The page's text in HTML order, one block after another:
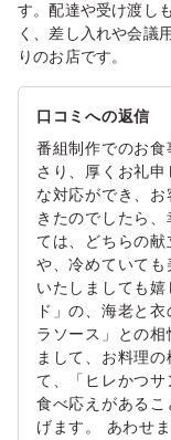
す。配達や受け渡し
く、差し入れや会議
りのお店です。
口コミへの返信
番組制作でのお
さり、厚くお礼
な対応ができ、
きたのでしたら
ては、どちらの
や、冷めていても
いたしましても
ド」の、海老と
ラソース」との
まして、お料理
て、「ヒレかつサ
食べ応えがあるこ
げます。 あわせ